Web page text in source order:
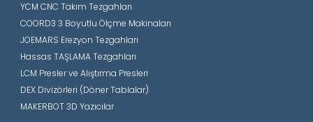
YCM CNC Takım Tezgahları
COORD3 3 Boyutlu Ölçme Makinaları
JOEMARS Erezyon Tezgahları
Hassas TAŞLAMA Tezgahları
LCM Presler ve Alıştırma Presleri
DEX Divizörleri (Döner Tablalar)
MAKERBOT 3D Yazıcılar